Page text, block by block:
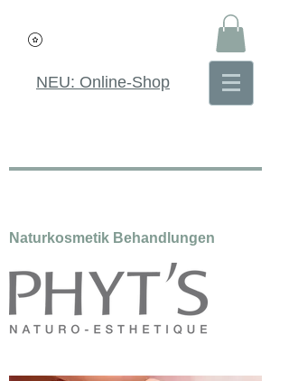
NEU: Online-Shop
Naturkosmetik Behandlungen